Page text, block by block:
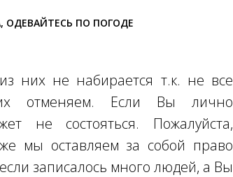
ОДЕВАЙТЕСЬ ПО ПОГОДЕ
них не набирается т.к. не все
отменяем. Если Вы лично
не состояться. Пожалуйста,
мы оставляем за собой право
записалось много людей, а Вы